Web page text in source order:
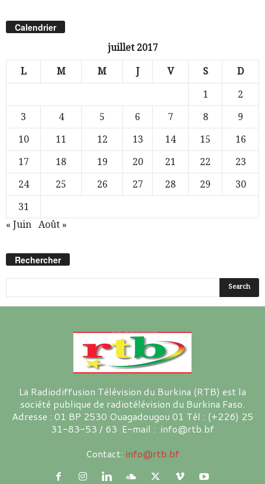
Calendrier
juillet 2017
L M M J V S D
1
2
3
4 5 6 7 8
9
10
11 12 13 14 15
16
17
18 19 20 21 22
23
24
25 26 27 28 29
30
31
« Juin
Août »
Rechercher
La Radiodiffusion Télévision du Burkina (RTB) est la
société publique de radiotélévision du Burkina Faso.
Adresse : 01 BP 2530 Ouagadougou 01 Tél : (+226) 25
31-83-53 / 63 E-mail : info@rtb.bf
Contact: info@rtb.bf